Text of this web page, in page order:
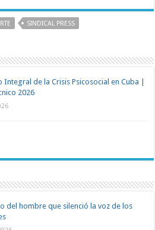
SINDICAL PRESS
Integral de la Crisis Psicosocial en Cuba |
2026
del hombre que silenció la voz de los